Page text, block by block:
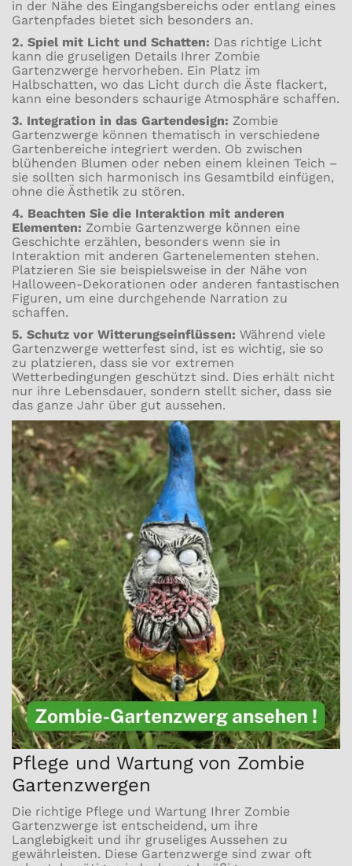
in der Nähe des Eingangsbereichs oder entlang eines
Gartenpfades bietet sich besonders an.
2. Spiel mit Licht und Schatten: Das richtige Licht
kann die gruseligen Details Ihrer Zombie
Gartenzwerge hervorheben. Ein Platz im
Halbschatten, wo das Licht durch die Äste flackert,
kann eine besonders schaurige Atmosphäre schaffen.
3. Integration in das Gartendesign: Zombie
Gartenzwerge können thematisch in verschiedene
Gartenbereiche integriert werden. Ob zwischen
blühenden Blumen oder neben einem kleinen Teich –
sie sollten sich harmonisch ins Gesamtbild einfügen,
ohne die Ästhetik zu stören.
4. Beachten Sie die Interaktion mit anderen
Elementen: Zombie Gartenzwerge können eine
Geschichte erzählen, besonders wenn sie in
Interaktion mit anderen Gartenelementen stehen.
Platzieren Sie sie beispielsweise in der Nähe von
Halloween-Dekorationen oder anderen fantastischen
Figuren, um eine durchgehende Narration zu
schaffen.
5. Schutz vor Witterungseinflüssen: Während viele
Gartenzwerge wetterfest sind, ist es wichtig, sie so
zu platzieren, dass sie vor extremen
Wetterbedingungen geschützt sind. Dies erhält nicht
nur ihre Lebensdauer, sondern stellt sicher, dass sie
das ganze Jahr über gut aussehen.
Pflege und Wartung von Zombie
Gartenzwergen
Die richtige Pflege und Wartung Ihrer Zombie
Gartenzwerge ist entscheidend, um ihre
Langlebigkeit und ihr gruseliges Aussehen zu
gewährleisten. Diese Gartenzwerge sind zwar oft